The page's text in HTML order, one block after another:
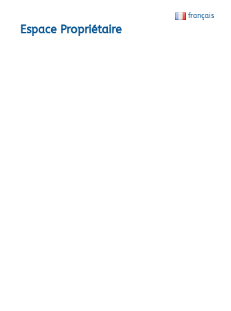
Espace Propriétaire
français